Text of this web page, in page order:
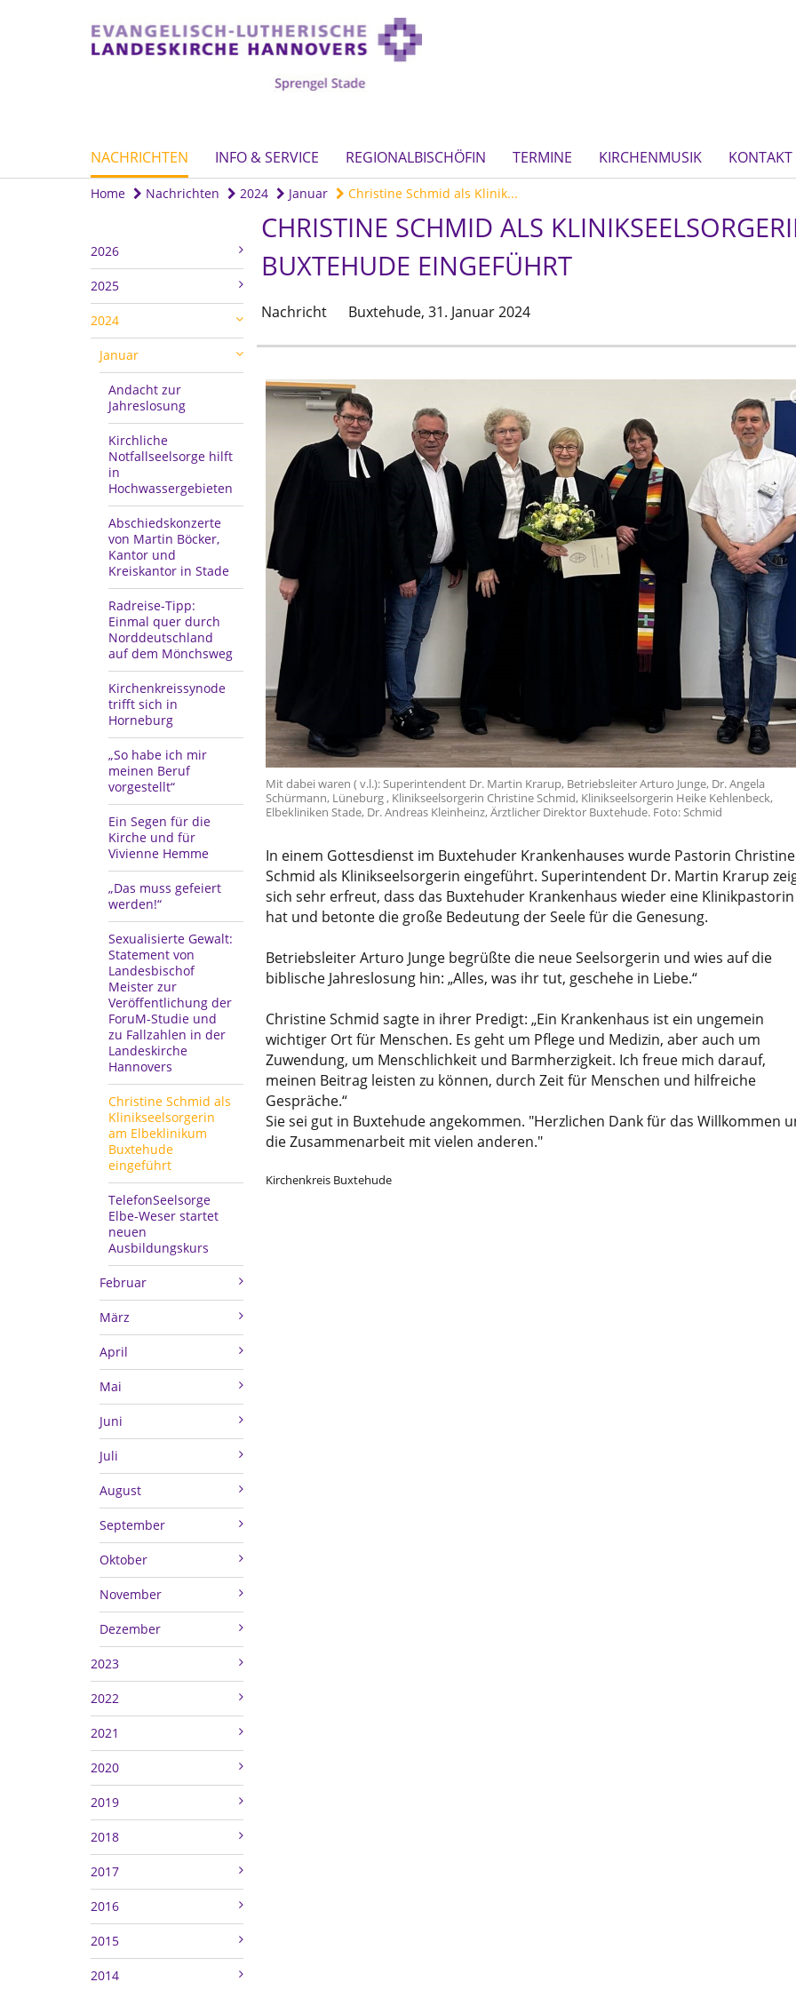
NACHRICHTEN INFO & SERVICE REGIONALBISCHÖFIN TERMINE KIRCHENMUSIK KONTAKT
Home Nachrichten 2024 Januar Christine Schmid als Klinik...
2026
2025
2024
Januar
Andacht zur
Jahreslosung
Kirchliche
Notfallseelsorge hilft
in
Hochwassergebieten
Abschiedskonzerte
von Martin Böcker,
Kantor und
Kreiskantor in Stade
Radreise-Tipp:
Einmal quer durch
Norddeutschland
auf dem Mönchsweg
Kirchenkreissynode
trifft sich in
Horneburg
„So habe ich mir
meinen Beruf
vorgestellt“
Ein Segen für die
Kirche und für
Vivienne Hemme
„Das muss gefeiert
werden!“
Sexualisierte Gewalt:
Statement von
Landesbischof
Meister zur
Veröffentlichung der
ForuM-Studie und
zu Fallzahlen in der
Landeskirche
Hannovers
Christine Schmid als
Klinikseelsorgerin
am Elbeklinikum
Buxtehude
eingeführt
TelefonSeelsorge
Elbe-Weser startet
neuen
Ausbildungskurs
Februar
März
April
Mai
Juni
Juli
August
September
Oktober
November
Dezember
2023
2022
2021
2020
2019
2018
2017
2016
2015
2014
CHRISTINE SCHMID ALS
BUXTEHUDE EINGEFÜHRT
Nachricht Buxtehude, 31. Januar 2024
Mit dabei waren ( v.l.): Superintendent Dr. Martin Krarup, Betriebsleiter Arturo Junge, Dr. Angela
Schürmann, Lüneburg , Klinikseelsorgerin Christine Schmid, Klinikseelsorgerin Heike Kehlenbeck,
Elbekliniken Stade, Dr. Andreas Kleinheinz, Ärztlicher Direktor Buxtehude. Foto: Schmid
In einem Gottesdienst im Buxtehuder Krankenhauses wurde Pastorin Christine
Schmid als Klinikseelsorgerin eingeführt. Superintendent Dr. Martin Krarup
sich sehr erfreut, dass das Buxtehuder Krankenhaus wieder eine Klinikpastorin
hat und betonte die große Bedeutung der Seele für die Genesung.
Betriebsleiter Arturo Junge begrüßte die neue Seelsorgerin und wies auf die
biblische Jahreslosung hin: „Alles, was ihr tut, geschehe in Liebe.“
Christine Schmid sagte in ihrer Predigt: „Ein Krankenhaus ist ein ungemein
wichtiger Ort für Menschen. Es geht um Pflege und Medizin, aber auch um
Zuwendung, um Menschlichkeit und Barmherzigkeit. Ich freue mich darauf,
meinen Beitrag leisten zu können, durch Zeit für Menschen und hilfreiche
Gespräche.“
Sie sei gut in Buxtehude angekommen. "Herzlichen Dank für das Willkommen
die Zusammenarbeit mit vielen anderen."
Kirchenkreis Buxtehude